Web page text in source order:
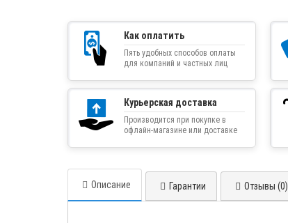
Как оплатить
Пять удобных способов оплаты
для компаний и частных лиц
Курьерская доставка
Производится при покупке в
офлайн-магазине или доставке
Описание Гарантии Отзывы (0)